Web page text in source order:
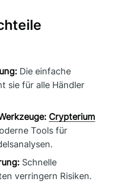
Die einfache
sie für alle Händler
Crypterium
Tools für
Schnelle
verringern Risiken.